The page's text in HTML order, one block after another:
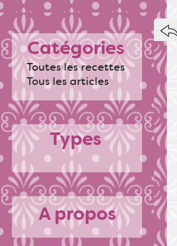
Catégories
Toutes les recettes
Tous les articles
Types
A propos